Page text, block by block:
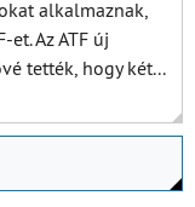
alkalmaznak,
Az ATF új
tették, hogy két...